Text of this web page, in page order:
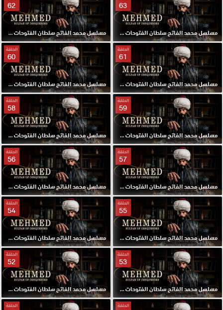
63
مسلسل محمد الفاتح سلطان الفتوحات مترجم الحلقة 63 HD
62
مسلسل محمد الفاتح سلطان الفتوحات مترجم الحلقة 62 HD
الحلقة
61
مسلسل محمد الفاتح سلطان الفتوحات مترجم الحلقة 61 HD
الحلقة
60
مسلسل محمد الفاتح سلطان الفتوحات مترجم الحلقة 60 HD
الحلقة
59
مسلسل محمد الفاتح سلطان الفتوحات مترجم الحلقة 59 HD
الحلقة
58
مسلسل محمد الفاتح سلطان الفتوحات مترجم الحلقة 58 HD
الحلقة
57
مسلسل محمد الفاتح سلطان الفتوحات مترجم الحلقة 57 HD
الحلقة
56
مسلسل محمد الفاتح سلطان الفتوحات مترجم الحلقة 56 HD
الحلقة
55
مسلسل محمد الفاتح سلطان الفتوحات مترجم الحلقة 55 HD
الحلقة
54
مسلسل محمد الفاتح سلطان الفتوحات مترجم الحلقة 54 HD
الحلقة
53
مسلسل محمد الفاتح سلطان الفتوحات مترجم الحلقة 53 HD
الحلقة
52
مسلسل محمد الفاتح سلطان الفتوحات مترجم الحلقة 52 HD
الحلقة الحلقة